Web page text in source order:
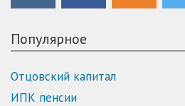
Популярное
Отцовский капитал
ИПК пенсии